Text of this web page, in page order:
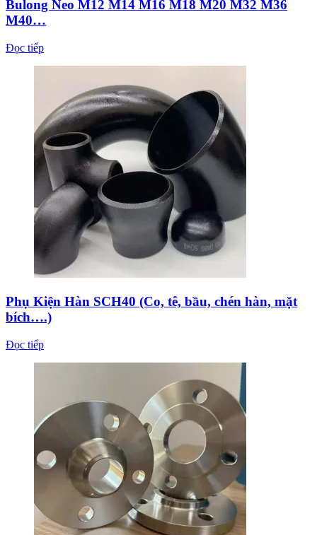
Bulong Neo M12 M14 M16 M18 M20 M32 M36
M40…
Đọc tiếp
Phụ Kiện Hàn SCH40 (Co, tê, bầu, chén hàn, mặt
bích….)
Đọc tiếp